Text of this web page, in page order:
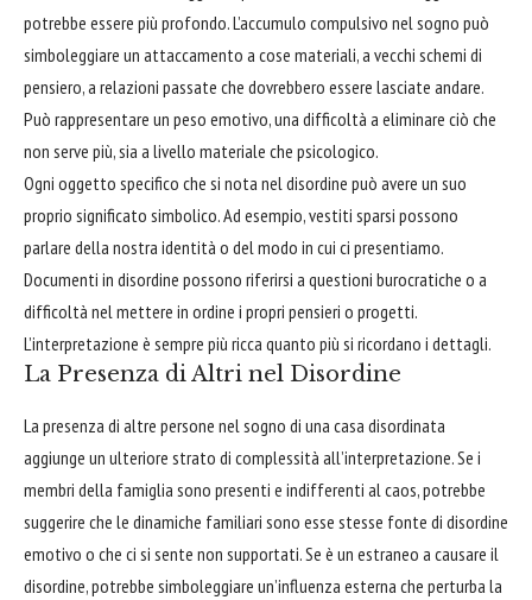
potrebbe essere più profondo. L’accumulo compulsivo nel sogno può
simboleggiare un attaccamento a cose materiali, a vecchi schemi di
pensiero, a relazioni passate che dovrebbero essere lasciate andare.
Può rappresentare un peso emotivo, una difficoltà a eliminare ciò che
non serve più, sia a livello materiale che psicologico.
Ogni oggetto specifico che si nota nel disordine può avere un suo
proprio significato simbolico. Ad esempio, vestiti sparsi possono
parlare della nostra identità o del modo in cui ci presentiamo.
Documenti in disordine possono riferirsi a questioni burocratiche o a
difficoltà nel mettere in ordine i propri pensieri o progetti.
L’interpretazione è sempre più ricca quanto più si ricordano i dettagli.
La Presenza di Altri nel Disordine
La presenza di altre persone nel sogno di una casa disordinata
aggiunge un ulteriore strato di complessità all’interpretazione. Se i
membri della famiglia sono presenti e indifferenti al caos, potrebbe
suggerire che le dinamiche familiari sono esse stesse fonte di disordine
emotivo o che ci si sente non supportati. Se è un estraneo a causare il
disordine, potrebbe simboleggiare un’influenza esterna che perturba la